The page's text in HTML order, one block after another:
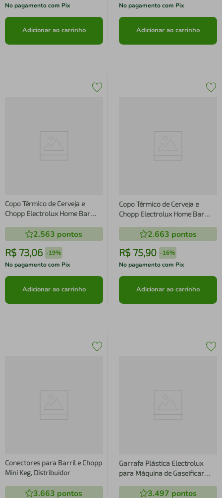
No pagamento com Pix
Adicionar ao carrinho
No pagamento com Pix
Adicionar ao carrinho
Copo Térmico de Cerveja e
Chopp Electrolux Home Bar
2.563 pontos
R$ 73,06 -19%
No pagamento com Pix
Adicionar ao carrinho
Copo Térmico de Cerveja e
Chopp Electrolux Home Bar
2.663 pontos
R$ 75,90 -16%
No pagamento com Pix
Adicionar ao carrinho
Conectores para Barril e Chopp
Mini Keg, Distribuidor
3.663 pontos
Garrafa Plástica Electrolux
para Máquina de Gaseificar
3.497 pontos